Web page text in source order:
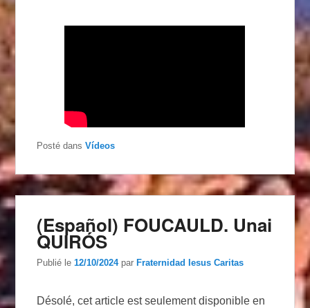
Posté dans Vídeos
(Español) FOUCAULD. Unai
QUIRÓS
Publié le12/10/2024 par Fraternidad Iesus Caritas
Désolé, cet article est seulement disponible en